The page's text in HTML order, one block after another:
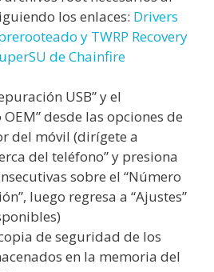
los enlaces: Drivers
y TWRP Recovery
de Chainfire
USB” y el
desde las opciones de
del móvil (dirígete a
del teléfono” y presiona
sobre el “Número
luego regresa a “Ajustes”
de seguridad de los
en la memoria del